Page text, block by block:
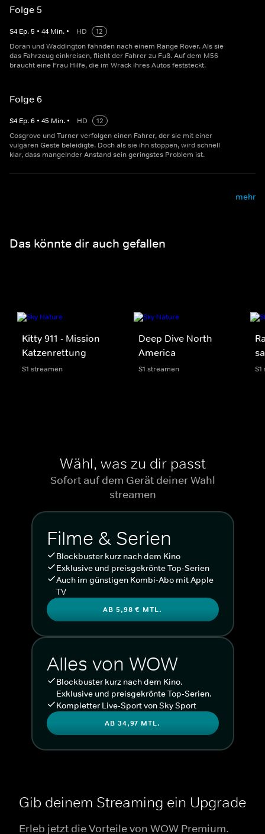
Folge 5
S4 Ep.5 • 44 Min. • HD
12
Doran und Waddington fahnden nach einem Range Rover. Als sie
das Fahrzeug einkreisen, flieht der Fahrer zu Fuß. Auf dem M56
braucht eine Frau Hilfe, die im Wrack ihres Autos feststeckt.
Folge 6
S4 Ep.6 • 45 Min. • HD
12
Cosgrove und Turner verfolgen einen Fahrer, der sie mit einer
vulgären Geste beleidigte. Doch als sie ihn stoppen, wird schnell
klar, dass mangelnder Anstand sein geringstes Problem ist.
mehr
Das könnte dir auch gefallen
Kitty 911 - Mission
Katzenrettung
S1 streamen
Deep Dive North
America
S1 streamen
Wähl, was zu dir passt
Sofort auf dem Gerät deiner Wahl
streamen
Filme & Serien
Blockbuster kurz nach dem Kino
Exklusive und preisgekrönte Top-Serien
Auch im günstigen Kombi-Abo mit Apple
TV
AB 5,98 € MTL.
Alles von WOW
Blockbuster kurz nach dem Kino.
Exklusive und preisgekrönte Top-Serien.
Kompletter Live-Sport von Sky Sport
AB 34,97 MTL.
Gib deinem Streaming ein Upgrade
Erleb jetzt die Vorteile von WOW Premium.